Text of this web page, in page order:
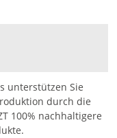
unterstützen Sie
durch die
100% nachhaltigere